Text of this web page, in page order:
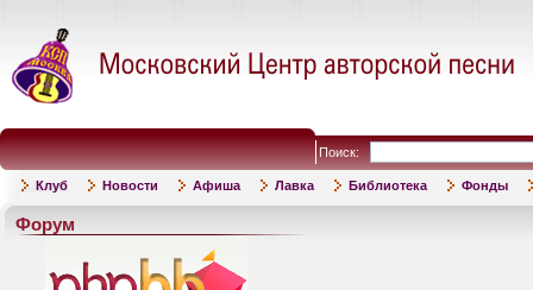
Поиск:
Клуб Новости Афиша Лавка Библиотека Фонды
Форум